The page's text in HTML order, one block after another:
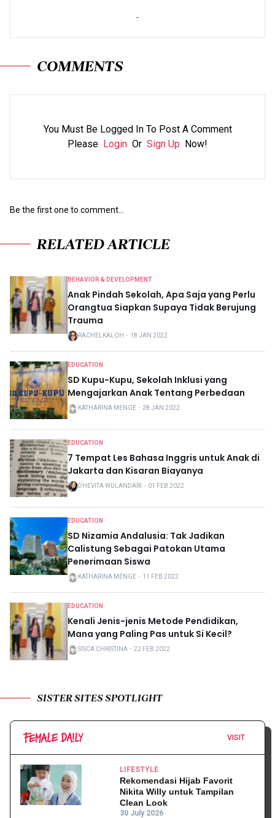
-
COMMENTS
You Must Be Logged In To Post A Comment
Please Login Or Sign Up Now!
Be the first one to comment...
RELATED ARTICLE
BEHAVIOR & DEVELOPMENT
Anak Pindah Sekolah, Apa Saja yang Perlu
Orangtua Siapkan Supaya Tidak Berujung
Trauma
RACHELKALOH ・ 18 JAN 2022
EDUCATION
SD Kupu-Kupu, Sekolah Inklusi yang
Mengajarkan Anak Tentang Perbedaan
KATHARINA MENGE ・ 28 JAN 2022
EDUCATION
7 Tempat Les Bahasa Inggris untuk Anak di
Jakarta dan Kisaran Biayanya
DHEVITA WULANDARI ・ 01 FEB 2022
EDUCATION
SD Nizamia Andalusia: Tak Jadikan
Calistung Sebagai Patokan Utama
Penerimaan Siswa
KATHARINA MENGE ・ 11 FEB 2022
EDUCATION
Kenali Jenis-jenis Metode Pendidikan,
Mana yang Paling Pas untuk Si Kecil?
SISCA CHRISTINA ・ 22 FEB 2022
SISTER SITES SPOTLIGHT
VISIT
LIFESTYLE
Rekomendasi Hijab Favorit
Nikita Willy untuk Tampilan
Clean Look
30 July 2026